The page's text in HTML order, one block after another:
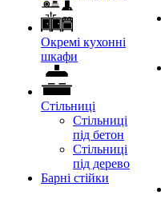
Окремі кухонні
шкафи
Стільниці
Стільниці
під бетон
Стільниці
під дерево
Барні стійки